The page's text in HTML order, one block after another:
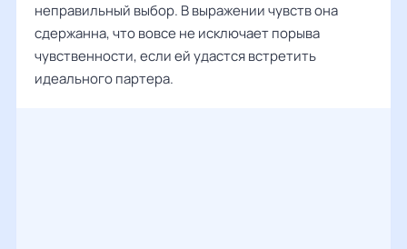
неправильный выбор. В выражении чувств она
сдержанна, что вовсе не исключает порыва
чувственности, если ей удастся встретить
идеального партера.